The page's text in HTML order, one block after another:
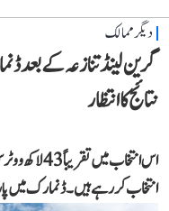
دیگر ممالک
گرین لینڈ تنازعہ کے بعد
نتائج کا انتظار
اس انتخاب
انتخاب کر رہے ہیں۔ ڈنمارک میں پارلیمنٹ کی